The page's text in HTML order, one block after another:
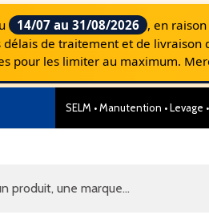
14/07 au 31/08/2026 , en
de traitement et de livraison
pour les limiter au maximum.
SELM • Manutention • Levage •